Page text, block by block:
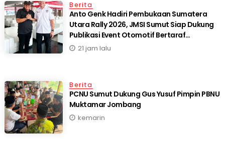
Berita
Anto Genk Hadiri Pembukaan Sumatera
Utara Rally 2026, JMSI Sumut Siap Dukung
Publikasi Event Otomotif Bertaraf
Internasional*
21 jam lalu
Berita
PCNU Sumut Dukung Gus Yusuf Pimpin PBNU
Muktamar Jombang
kemarin